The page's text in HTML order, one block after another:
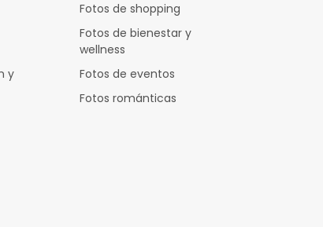
y
Fotos de shopping
Fotos de bienestar y
wellness
Fotos de eventos
Fotos románticas